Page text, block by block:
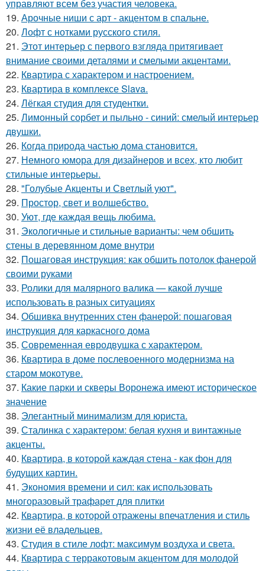
управляют всем без участия человека.
19. Арочные ниши с арт - акцентом в спальне.
20. Лофт с нотками русского стиля.
21. Этот интерьер с первого взгляда притягивает
внимание своими деталями и смелыми акцентами.
22. Квартира с характером и настроением.
23. Квартира в комплексе Slava.
24. Лёгкая студия для студентки.
25. Лимонный сорбет и пыльно - синий: смелый интерьер
двушки.
26. Когда природа частью дома становится.
27. Немного юмора для дизайнеров и всех, кто любит
стильные интерьеры.
28. "Голубые Акценты и Светлый уют".
29. Простор, свет и волшебство.
30. Уют, где каждая вещь любима.
31. Экологичные и стильные варианты: чем обшить
стены в деревянном доме внутри
32. Пошаговая инструкция: как обшить потолок фанерой
своими руками
33. Ролики для малярного валика — какой лучше
использовать в разных ситуациях
34. Обшивка внутренних стен фанерой: пошаговая
инструкция для каркасного дома
35. Современная евродвушка с характером.
36. Квартира в доме послевоенного модернизма на
старом мокотуве.
37. Какие парки и скверы Воронежа имеют историческое
значение
38. Элегантный минимализм для юриста.
39. Сталинка с характером: белая кухня и винтажные
акценты.
40. Квартира, в которой каждая стена - как фон для
будущих картин.
41. Экономия времени и сил: как использовать
многоразовый трафарет для плитки
42. Квартира, в которой отражены впечатления и стиль
жизни её владельцев.
43. Студия в стиле лофт: максимум воздуха и света.
44. Квартира с терракотовым акцентом для молодой